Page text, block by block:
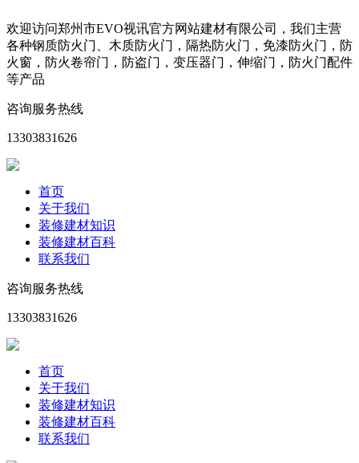
欢迎访问郑州市EVO视讯官方网站建材有限公司，我们主营
各种钢质防火门、木质防火门，隔热防火门，免漆防火门，防
火窗，防火卷帘门，防盗门，变压器门，伸缩门，防火门配件
等产品
咨询服务热线
13303831626
首页
关于我们
装修建材知识
装修建材百科
联系我们
咨询服务热线
13303831626
首页
关于我们
装修建材知识
装修建材百科
联系我们